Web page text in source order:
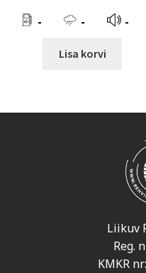
- - -
Lisa korvi
Liikuv
Reg.
KMKR